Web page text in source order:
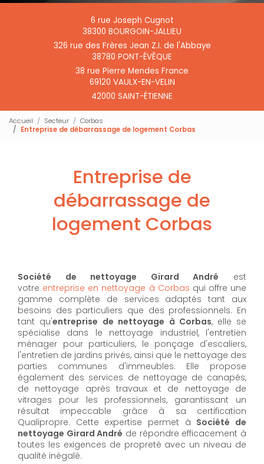
6 rue Joseph Cugnot
38300 BOURGOIN-JALLIEU
326 rue des Frères Jean Z.I. de l'Abbaye
38780 PONT-ÉVÊQUE
38 rue Pierre Mendes France
69120 VAULX-EN-VELIN
42000 SAINT-ÉTIENNE
Accueil Secteur
Corbas
Entreprise de débarrassage de logement Corbas
Entreprise de
débarrassage de
logement Corbas
Société de nettoyage Girard André est
votre entreprise en nettoyage à Corbas qui offre une
gamme complète de services adaptés tant aux
besoins des particuliers que des professionnels. En
tant qu'entreprise de nettoyage à Corbas, elle se
spécialise dans le nettoyage industriel, l'entretien
ménager pour particuliers, le ponçage d'escaliers,
l'entretien de jardins privés, ainsi que le nettoyage des
parties communes d'immeubles. Elle propose
également des services de nettoyage de canapés,
de nettoyage après travaux et de nettoyage de
vitrages pour les professionnels, garantissant un
résultat impeccable grâce à sa certification
Qualipropre. Cette expertise permet à Société de
nettoyage Girard André de répondre efficacement à
toutes les exigences de propreté avec un niveau de
qualité inégalé.